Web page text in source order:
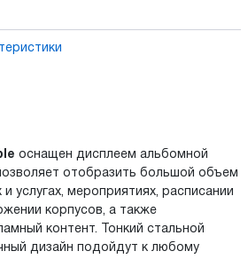
оснащен дисплеем альбомной
отобразить большой объем
услугах, мероприятиях, расписании
корпусов, а также
контент. Тонкий стальной
дизайн подойдут к любому